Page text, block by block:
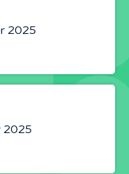
2025
2025